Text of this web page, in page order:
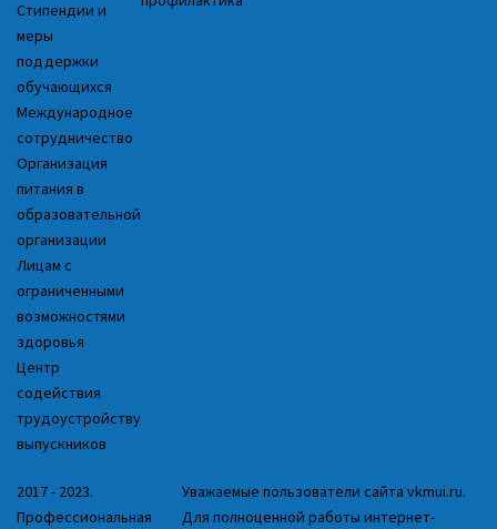
Стипендии и
меры
поддержки
обучающихся
Международное
сотрудничество
Организация
питания в
образовательной
организации
Лицам с
ограниченными
возможностями
здоровья
Центр
содействия
трудоустройству
выпускников
2017 - 2023.
Профессиональная
Уважаемые пользователи сайта vkmui.ru.
Для полноценной работы интернет-